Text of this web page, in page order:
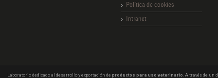
Política de cookies
Intranet
Laboratorio dedicado al desarrollo y exportación de productos para uso veterinario . A través de un